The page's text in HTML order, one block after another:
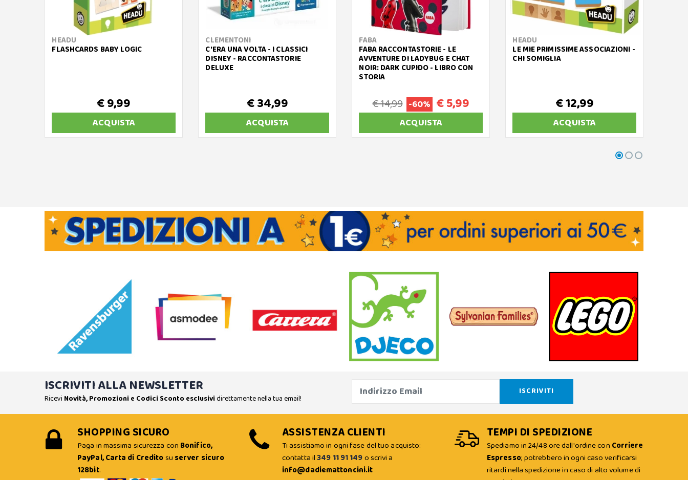
HEADU
FLASHCARDS BABY LOGIC
€ 9,99
ACQUISTA
CLEMENTONI
C'ERA UNA VOLTA - I CLASSICI
DISNEY - RACCONTASTORIE
DELUXE
€ 34,99
ACQUISTA
FABA
FABA RACCONTASTORIE - LE
AVVENTURE DI LADYBUG E CHAT
NOIR: DARK CUPIDO - LIBRO CON
STORIA
€ 14,99 -60% € 5,99
ACQUISTA
HEADU
LE MIE PRIMISSIME ASSOCIAZIONI -
CHI SOMIGLIA
€ 12,99
ACQUISTA
ISCRIVITI ALLA NEWSLETTER
Ricevi Novità, Promozioni e Codici Sconto esclusividirettamente nella tua email!
SHOPPING SICURO
Paga in massima sicurezza con Bonifico,
PayPal, Carta di Creditosu server sicuro
128bit.
ASSISTENZA CLIENTI
Ti assistiamo in ogni fase del tuo acquisto:
contatta il349 11 91 149o scrivi a
info@dadiemattoncini.it
TEMPI DI SPEDIZIONE
Spediamo in 24/48 ore dall'ordine con Corriere
Espresso; potrebbero in ogni caso verificarsi
ritardi nella spedizione in caso di alto volume di